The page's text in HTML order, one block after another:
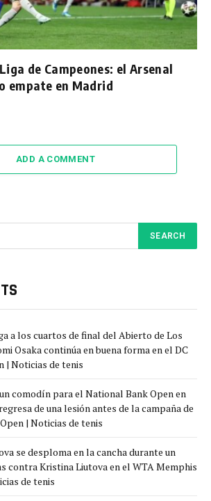
de Campeones: el Arsenal
empate en Madrid
ADD A COMMENT
a los cuartos de final del Abierto de Los
Osaka continúa en buena forma en el DC
| Noticias de tenis
comodín para el National Bank Open en
de una lesión antes de la campaña de
| Noticias de tenis
se desploma en la cancha durante un
contra Kristina Liutova en el WTA Memphis
de tenis